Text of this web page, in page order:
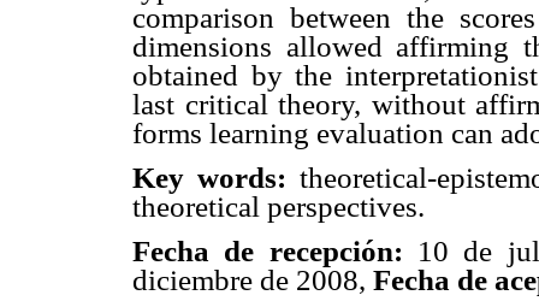
comparison between the
dimensions allowed affirming
obtained by the
last critical theory, without
forms learning evaluation can
Key words: theoretical-
theoretical perspectives.
Fecha de recepción: 10 de
diciembre de 2008, Fecha de